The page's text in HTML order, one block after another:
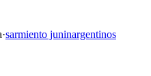
·sarmiento juninargentinos